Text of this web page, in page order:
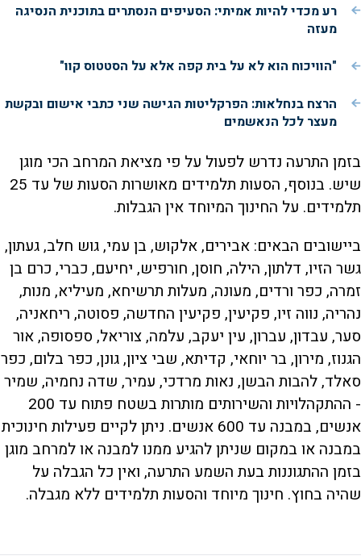
רע מכדי להיות אמיתי: הסעיפים הנסתרים בתוכנית הנסיגה
מעזה
"הוויכוח הוא לא על בית קפה אלא על הסטטוס קוו"
הרצח בנחלאות: הפרקליטות הגישה שני כתבי אישום ובקשת
מעצר לכל הנאשמים
בזמן התרעה נדרש לפעול על פי מציאת המרחב הכי מוגן
שיש. בנוסף, הסעות תלמידים מאושרות הסעות של עד 25
תלמידים. על החינוך המיוחד אין הגבלות.
ביישובים הבאים: אבירים, אלקוש, בן עמי, גוש חלב, געתון,
גשר הזיו, דלתון, הילה, חוסן, חורפיש, יחיעם, כברי, כרם בן
זמרה, כפר ורדים, מעונה, מעלות תרשיחא, מעיליא, מנות,
נהריה, נווה זיו, פקיעין, פקיעין החדשה, פסוטה, ריחאניה,
סער, עבדון, עברון, עין יעקב, עלמה, צוריאל, ספסופה, אור
הגנוז, מירון, בר יוחאי, קדיתא, שבי ציון, גונן, כפר בלום, כפר
סאלד, להבות הבשן, נאות מרדכי, עמיר, שדה נחמיה, שמיר
- ההתקהלויות והשירותים מותרות בשטח פתוח עד 200
אנשים, במבנה עד 600 אנשים. ניתן לקיים פעילות חינוכית
במבנה או במקום שניתן להגיע ממנו למבנה או למרחב מוגן
בזמן ההתגוננות בעת השמע התרעה, ואין כל הגבלה על
שהיה בחוץ. חינוך מיוחד והסעות תלמידים ללא מגבלה.